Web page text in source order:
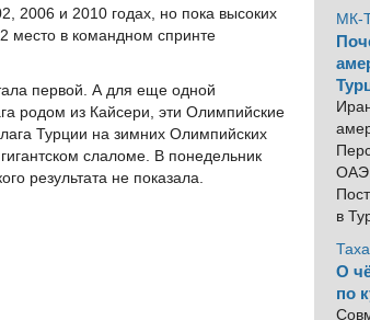
2006 и 2010 годах, но пока высоких
место в командном спринте
первой. А для еще одной
родом из Кайсери, эти Олимпийские
Турции на зимних Олимпийских
слаломе. В понедельник
результата не показала.
МК-
ОАЭ,
в
О
по